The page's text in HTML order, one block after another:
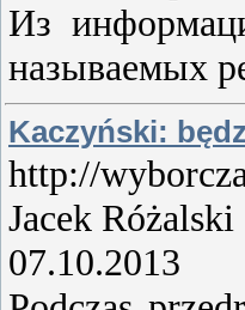
Из
называемых
Kaczyński:
http://
Jacek Różalski
07.10.2013